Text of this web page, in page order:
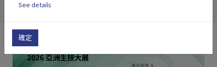
See details
確定